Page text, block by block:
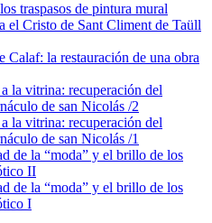
traspasos de pintura mural
el Cristo de Sant Climent de Taüll
Calaf: la restauración de una obra
la vitrina: recuperación del
de san Nicolás /2
la vitrina: recuperación del
de san Nicolás /1
de la “moda” y el brillo de los
II
de la “moda” y el brillo de los
I